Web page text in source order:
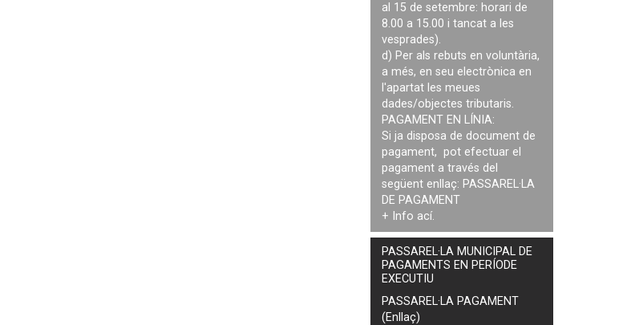
al 15 de setembre: horari de
8.00 a 15.00 i tancat a les
vesprades).
d) Per als rebuts en voluntària,
a més, en seu electrònica en
l'apartat les meues
dades/objectes tributaris.
PAGAMENT EN LÍNIA:
Si ja disposa de document de
pagament, pot efectuar el
pagament a través del
següent enllaç: PASSAREL·LA
DE PAGAMENT
+ Info ací.
PASSAREL·LA MUNICIPAL DE
PAGAMENTS EN PERÍODE
EXECUTIU
PASSAREL·LA PAGAMENT
(Enllaç)